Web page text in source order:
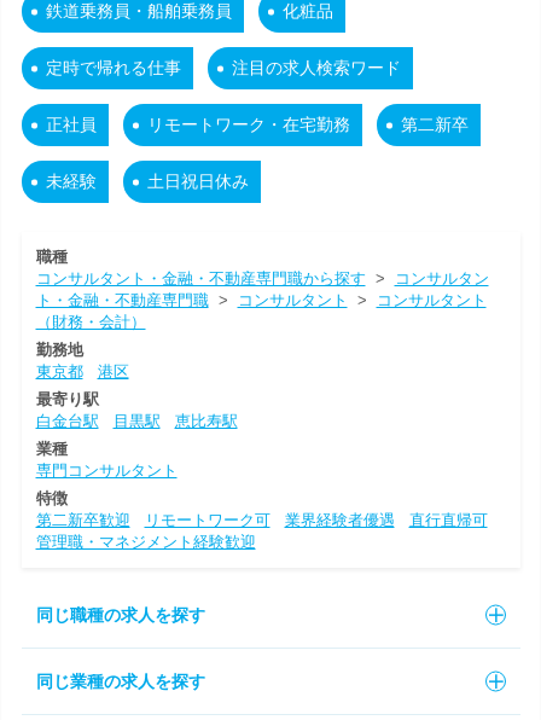
鉄道乗務員・船舶乗務員 化粧品
定時で帰れる仕事 注目の求人検索ワード
正社員 リモートワーク・在宅勤務 第二新卒
未経験 土日祝日休み
職種
コンサルタント・金融・不動産専門職から探す >
コンサルタン
ト・金融・不動産専門職> コンサルタント >
コンサルタント
（財務・会計）
勤務地
東京都
港区
最寄り駅
白金台駅
目黒駅
恵比寿駅
業種
専門コンサルタント
特徴
第二新卒歓迎
リモートワーク可 業界経験者優遇
直行直帰可
管理職・マネジメント経験歓迎
同じ職種の求人を探す
同じ業種の求人を探す